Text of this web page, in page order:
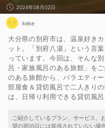
2024年08月02日
keke
大分県の別府市は、温泉好き
ット。「別府八湯」という言
っています。今回は、そんな
呂・家族風呂のある旅館」を
のある旅館から、バラエティ
部屋食＆貸切風呂で二人きり
は、日帰り利用できる貸切風